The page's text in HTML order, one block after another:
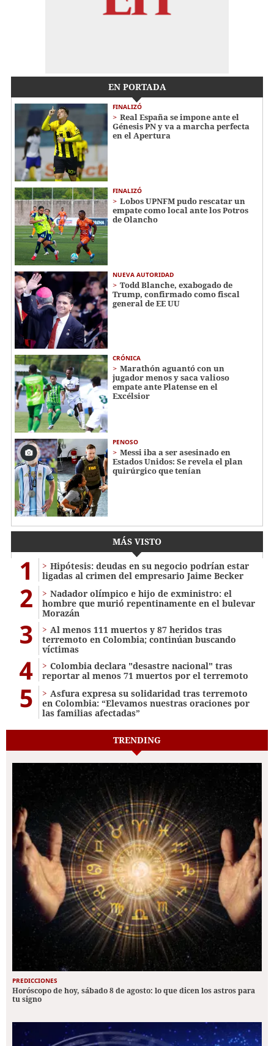
EN PORTADA
FINALIZÓ
Real España se impone ante el
Génesis PN y va a marcha perfecta
en el Apertura
FINALIZÓ
Lobos UPNFM pudo rescatar un
empate como local ante los Potros
de Olancho
NUEVA AUTORIDAD
Todd Blanche, exabogado de
Trump, confirmado como fiscal
general de EE UU
CRÓNICA
Marathón aguantó con un
jugador menos y saca valioso
empate ante Platense en el
Excélsior
PENOSO
Messi iba a ser asesinado en
Estados Unidos: Se revela el plan
quirúrgico que tenían
MÁS VISTO
1
Hipótesis: deudas en su negocio podrían estar
ligadas al crimen del empresario Jaime Becker
2
Nadador olímpico e hijo de exministro: el
hombre que murió repentinamente en el bulevar
Morazán
3
Al menos 111 muertos y 87 heridos tras
terremoto en Colombia; continúan buscando
víctimas
4
Colombia declara "desastre nacional" tras
reportar al menos 71 muertos por el terremoto
5
Asfura expresa su solidaridad tras terremoto
en Colombia: “Elevamos nuestras oraciones por
las familias afectadas”
TRENDING
PREDICCIONES
Horóscopo de hoy, sábado 8 de agosto: lo que dicen los astros para
tu signo